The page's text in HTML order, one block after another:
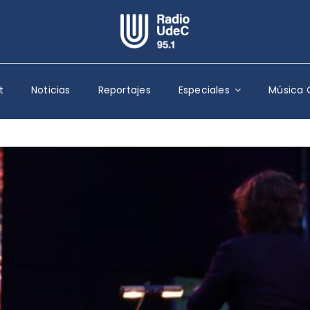
Escuchar Radio UdeC en vivo
Quiénes Somos
Programación
Podcast
Especiales
Noticias Reportajes Especiales Música